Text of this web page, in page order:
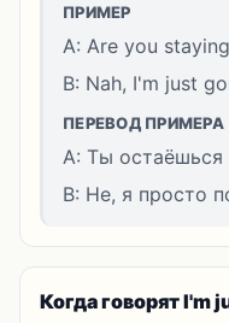
ПРИМЕР
A: Are you
B: Nah, I'm just
ПЕРЕВОД ПРИМЕРА
A: Ты
B: Не, я просто
Когда говорят I'm